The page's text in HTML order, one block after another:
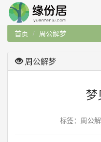
首页 周公解梦
周公解梦
标签：周公